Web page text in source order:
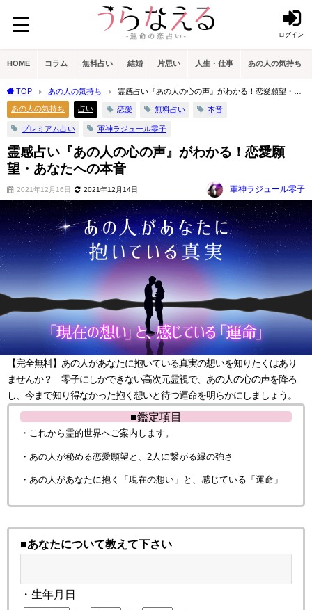
ログイン
HOME コラム 無料占い 結婚 片思い 人生・仕事 あの人の気持ち
TOP あの人の気持ち
霊感占い『あの人の心の声』がわかる！恋愛願望・あ
なたへの本音
あの人の気持ち 占い 恋愛 無料占い 本音
プレミアム占い 軍神ラジュール零子
霊感占い『あの人の心の声』がわかる！恋愛願
望・あなたへの本音
2021年12月16日 2021年12月14日 軍神ラジュール零子
【完全無料】あの人があなたに抱いている真実の想いを知りたくはあり
ませんか？ 零子にしかできない高次元霊視で、あの人の心の声を降ろ
し、今まで知り得なかった抱く想いと待つ運命を明らかにしましょう。
■鑑定項目
・これから霊的世界へご案内します。
・あの人が秘める恋愛願望と、2人に繋がる縁の強さ
・あの人があなたに抱く「現在の想い」と、感じている「運命」
■あなたについて教えて下さい
・生年月日